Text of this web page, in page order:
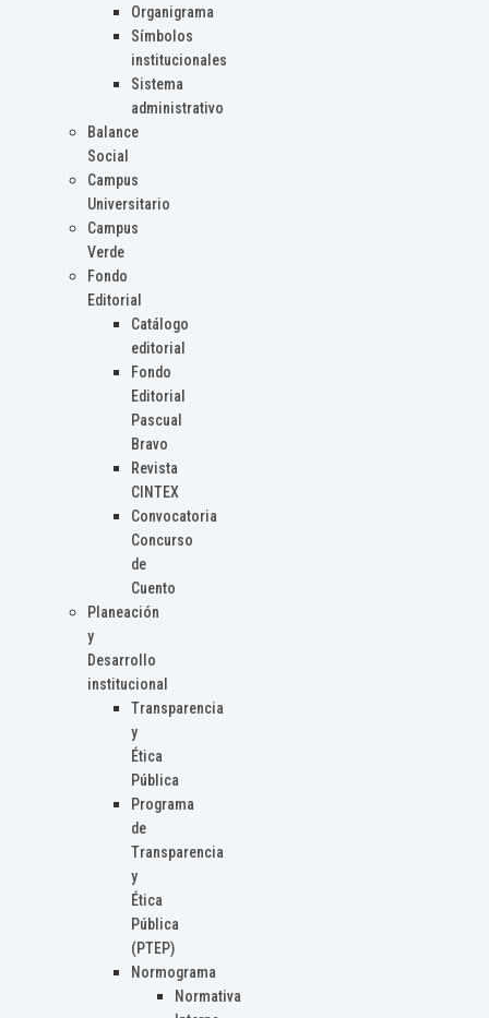
Organigrama
Símbolos
institucionales
Sistema
administrativo
Balance
Social
Campus
Universitario
Campus
Verde
Fondo
Editorial
Catálogo
editorial
Fondo
Editorial
Pascual
Bravo
Revista
CINTEX
Convocatoria
Concurso
de
Cuento
Planeación
y
Desarrollo
institucional
Transparencia
y
Ética
Pública
Programa
de
Transparencia
y
Ética
Pública
(PTEP)
Normograma
Normativa